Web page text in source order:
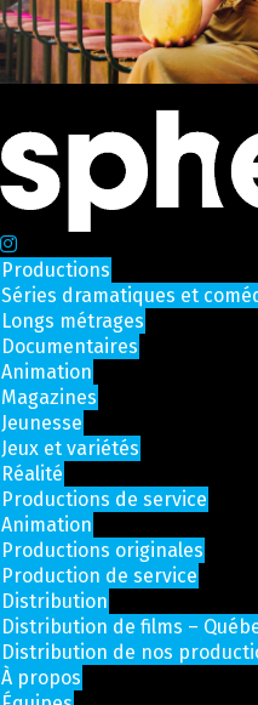
Productions
Séries dramatiques et
Longs métrages
Documentaires
Animation
Magazines
Jeunesse
Jeux et variétés
Réalité
Productions de service
Animation
Productions originales
Production de service
Distribution
Distribution de films –
Distribution de nos
À propos